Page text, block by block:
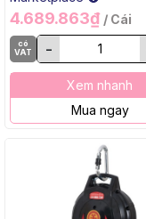
4.689.863₫ / Cái
có
VAT
-
Xem nhanh
Mua ngay